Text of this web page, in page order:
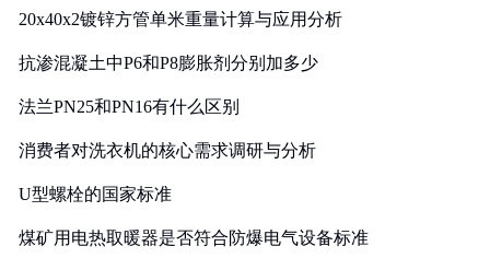
20x40x2镀锌方管单米重量计算与应用分析
抗渗混凝土中P6和P8膨胀剂分别加多少
法兰PN25和PN16有什么区别
消费者对洗衣机的核心需求调研与分析
U型螺栓的国家标准
煤矿用电热取暖器是否符合防爆电气设备标准